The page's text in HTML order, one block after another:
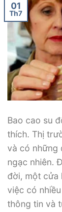
01
Th7
Bao cao su
thích. Thị
và có những
ngạc nhiên.
đời, một cửa
việc có
thông tin và